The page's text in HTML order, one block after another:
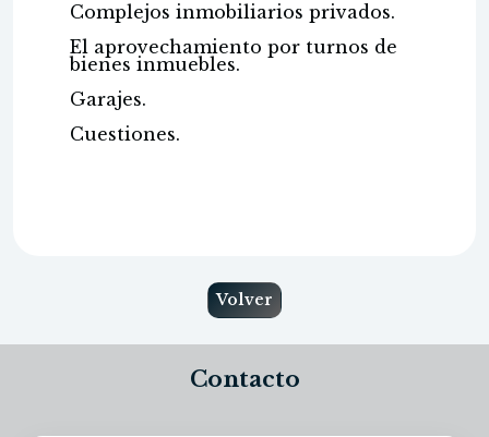
Complejos inmobiliarios privados.
El aprovechamiento por turnos de
bienes inmuebles.
Garajes.
Cuestiones.
Volver
Contacto